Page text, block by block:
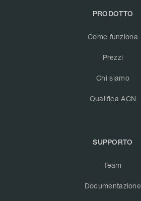
PRODOTTO
Come funziona
Prezzi
Chi siamo
Qualifica ACN
SUPPORTO
Team
Documentazione